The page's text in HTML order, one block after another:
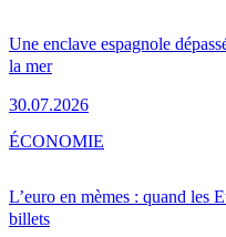
Une enclave espagnole
la mer
30.07.2026
L’euro en mèmes : quand les
billets
ÉCONOMIE